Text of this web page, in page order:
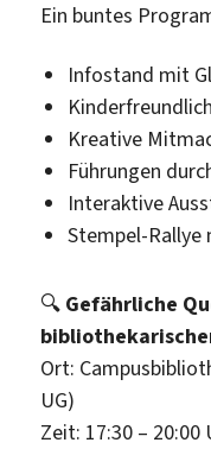
Ein buntes
Infostand mit
Kreative
Führungen
Interaktive
Stempel-Rallye
🔍 Gefährliche
Ort:
UG)
Zeit: 17:30 – 20:00